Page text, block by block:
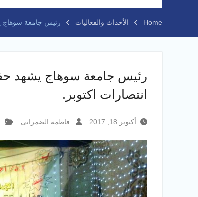
الاول في الابتكار وتمكين المراة
Home الأحداث والفعاليات رئيس جامعة سوهاج
رئيس جامعة سوهاج يشهد حفل
انتصارات اكتوبر.
أكتوبر 18, 2017 فاطمة الضمرانى